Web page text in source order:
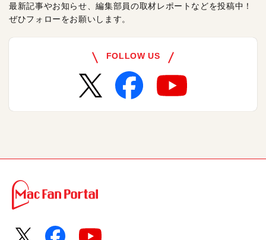
最新記事やお知らせ、編集部員の取材レポートなどを投稿中！
ぜひフォローをお願いします。
FOLLOW US